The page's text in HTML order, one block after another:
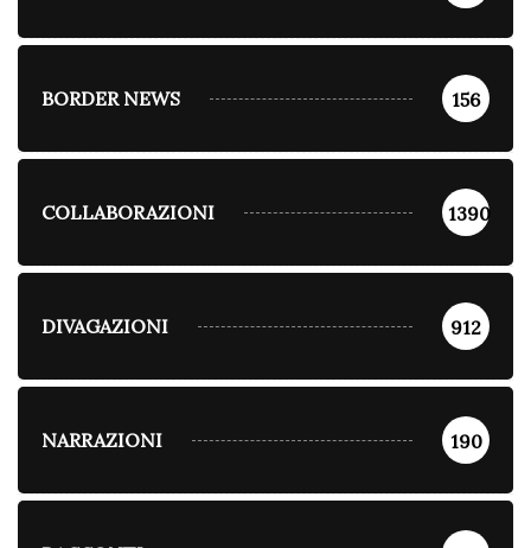
BORDER NEWS 156
COLLABORAZIONI 1390
DIVAGAZIONI 912
NARRAZIONI 190